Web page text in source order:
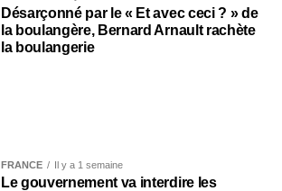
Désarçonné par le « Et avec ceci ? » de
la boulangère, Bernard Arnault rachète
la boulangerie
FRANCE Il y a 1 semaine
Le gouvernement va interdire les